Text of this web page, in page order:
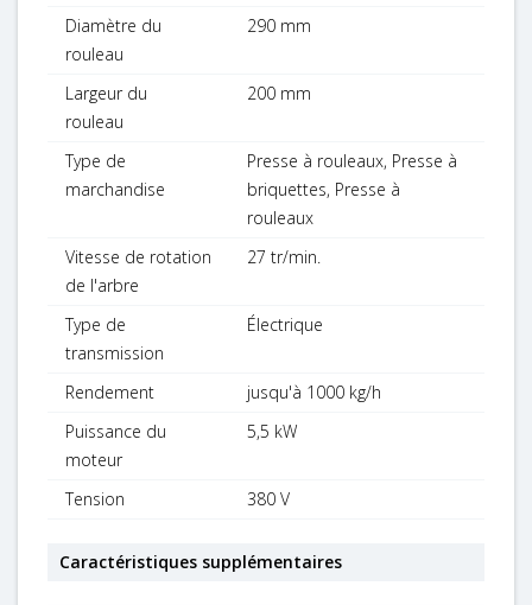
Diamètre du
rouleau
290 mm
Largeur du
rouleau
200 mm
Type de
marchandise
Presse à rouleaux, Presse à
briquettes, Presse à
rouleaux
Vitesse de rotation
de l'arbre
27 tr/min.
Type de
transmission
Électrique
Rendement
jusqu'à 1000 kg/h
Puissance du
moteur
5,5 kW
Tension 380 V
Caractéristiques supplémentaires